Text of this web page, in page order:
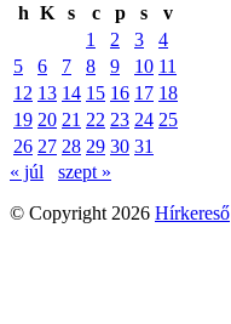
h K s c p s
v
1
2 3
4
5
6 7 8 9 10 11
12 13 14 15 16 17 18
19 20 21 22 23 24 25
26 27 28 29 30 31
« júl
szept »
© Copyright 2026 Hírkereső